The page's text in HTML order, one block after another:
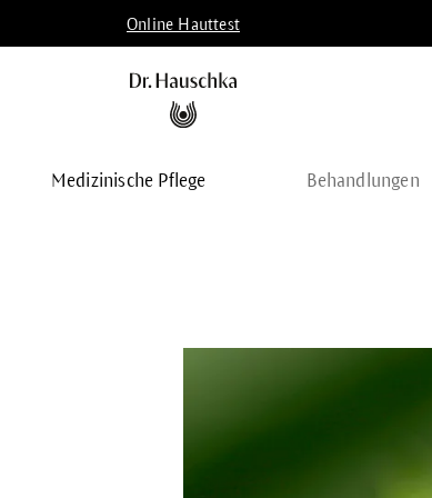
Online Hauttest
Medizinische Pflege Behandlungen